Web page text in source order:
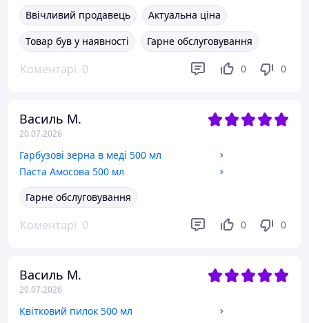
Ввічливий продавець
Актуальна ціна
Товар був у наявності
Гарне обслуговування
Коментарі 0 0 0
Василь М.
20.07.2026
Гарбузові зерна в меді 500 мл
Паста Амосова 500 мл
Гарне обслуговування
Коментарі 0 0 0
Василь М.
20.07.2026
Квітковий пилок 500 мл